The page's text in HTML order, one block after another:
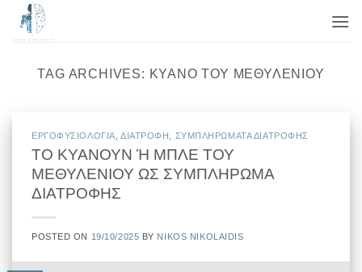
Μετάβαση
TAG ARCHIVES: ΚΥΑΝΌ ΤΟΥ ΜΕΘΥΛΕΝΊΟΥ
EΡΓΟΦΥΣΙΟΛΟΓΙΑ ΔΙΑΤΡΟΦΗ ΣΥΜΠΛΗΡΩΜΑΤΑ ΔΙΑΤΡΟΦΗΣ
ΤΟ ΚΥΑΝΟΥΝ Ή ΜΠΛΕ ΤΟΥ
ΜΕΘΥΛΕΝΙΟΥ ΩΣ ΣΥΜΠΛΗΡΩΜΑ
ΔΙΑΤΡΟΦΗΣ
POSTED ON 19/10/2025 BY NIKOS NIKOLAIDIS